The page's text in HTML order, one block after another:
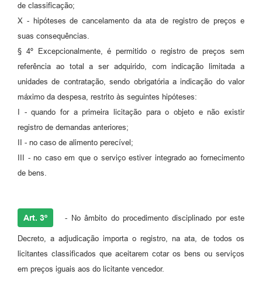
de classificação;
X - hipóteses de cancelamento da ata de registro de preços e
suas consequências.
§ 4º Excepcionalmente, é permitido o registro de preços sem
referência ao total a ser adquirido, com indicação limitada a
unidades de contratação, sendo obrigatória a indicação do valor
máximo da despesa, restrito às seguintes hipóteses:
I - quando for a primeira licitação para o objeto e não existir
registro de demandas anteriores;
II - no caso de alimento perecível;
III - no caso em que o serviço estiver integrado ao fornecimento
de bens.
Art. 3º - No âmbito do procedimento disciplinado por este
Decreto, a adjudicação importa o registro, na ata, de todos os
licitantes classificados que aceitarem cotar os bens ou serviços
em preços iguais aos do licitante vencedor.